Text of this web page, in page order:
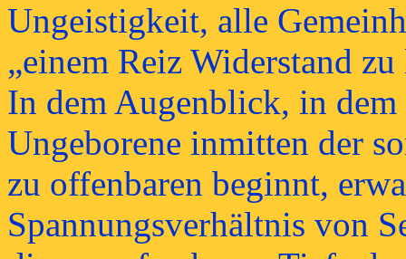
Ungeistigkeit, alle
„einem Reiz Widerstand zu
In dem Augenblick, in dem
Ungeborene inmitten der
zu offenbaren beginnt,
Spannungsverhältnis von